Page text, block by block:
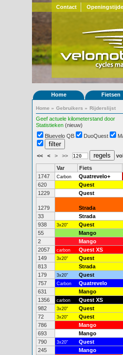
Contact
Home Fietsen
Home » Gebruikers » Rijderslijst
Geef actuele kilometerstand door
Statistieken (nieuw)
Bluevelo QB
DuoQuest
<< < > >>
Var Fiets
1747
Carbon Quatrevelo+
620
Quest
1229
Quest
1279 Strada
33
Strada
938
3x20" Quest
55
Mango
2
Mango
2057
carbon Quest XS
149
3x20" Quest
813
Strada
179
3x20" Quest
757
Carbon Quatrevelo
631
Mango
1356
carbon Quest XS
982
3x20" Quest
72
3x20" Quest
786
Mango
693
Mango
790
3x20" Quest
245
Mango